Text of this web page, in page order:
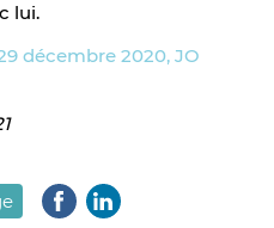
lui.
décembre 2020, JO